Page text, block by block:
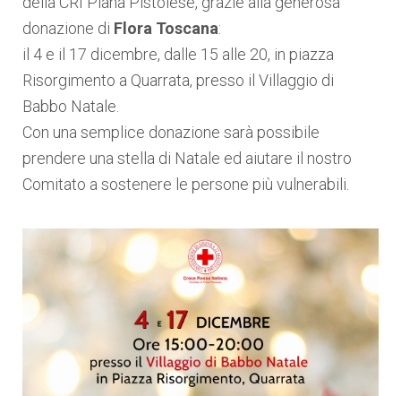
donazione di Flora Toscana:
il 4 e il 17 dicembre, dalle 15 alle 20, in piazza
Risorgimento a Quarrata, presso il Villaggio di
Babbo Natale
Con una semplice donazione sarà possibile
prendere una stella di Natale ed aiutare il nostro
Comitato a sostenere le persone più vulnerabili.